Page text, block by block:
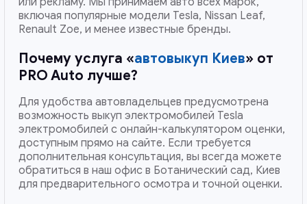
включая популярные модели Tesla, Nissan Leaf,
Renault Zoe, и менее известные бренды.
Почему услуга «автовыкуп Киев» от
PRO Auto лучше?
Для удобства автовладельцев предусмотрена
возможность выкуп электромобилей Tesla
электромобилей с онлайн-калькулятором оценки,
доступным прямо на сайте. Если требуется
дополнительная консультация, вы всегда можете
обратиться в наш офис в Ботанический сад, Киев
для предварительного осмотра и точной оценки.